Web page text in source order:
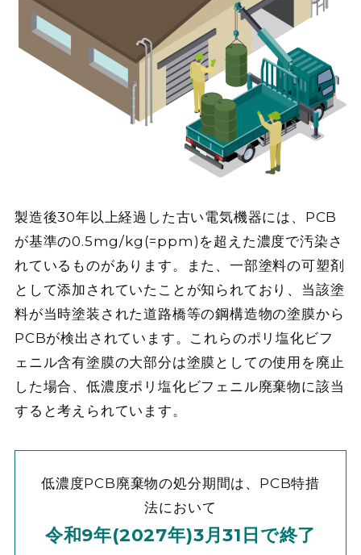
製造後30年以上経過した古い電気機器には、PCB
が基準の0.5mg/kg(=ppm)を超えた濃度で汚染さ
れているものがあります。また、一部塗料の可塑剤
として添加されていたことが知られており、当該塗
料が当時塗装された道路橋等の鋼構造物の塗膜から
PCBが検出されています。これらのポリ塩化ビフ
ェニル含有塗膜の大部分は塗膜としての使用を廃止
した場合、低濃度ポリ塩化ビフェニル廃棄物に該当
すると考えられています。
低濃度PCB廃棄物の処分期間は、PCB特措
法において
令和9年(2027年)3月31日で終了